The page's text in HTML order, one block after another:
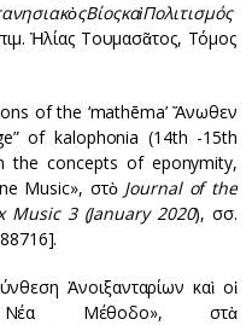
ΒίοςκαὶΠολιτισμός
Ἠλίας Τουμασᾶτος, Τόμος
of the ‘mathēma’ Ἄνωθεν
of kalophonia (14th -15th
concepts of eponymity,
Music», στὸ Journal of the
3 (January 2020), σσ.
Ἀνοιξανταρίων καὶ οἱ
Μέθοδο», στὰ